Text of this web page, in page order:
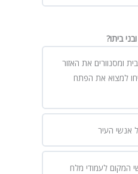
ביתו?
ומסנוורים את האזור
למצוא את הפתח
אנשי העיר
המקום לעמודי מלח